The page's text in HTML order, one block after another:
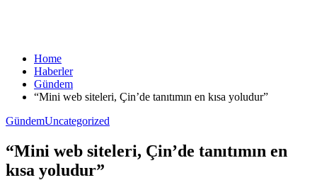
Home
Haberler
Gündem
“Mini web siteleri, Çin’de tanıtımın en kısa yoludur”
GündemUncategorized
“Mini web siteleri, Çin’de tanıtımın en
kısa yoludur”